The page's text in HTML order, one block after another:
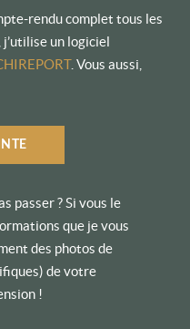
rendu complet tous les
un logiciel
. Vous aussi,
passer ? Si vous le
que je vous
des photos de
de votre
!